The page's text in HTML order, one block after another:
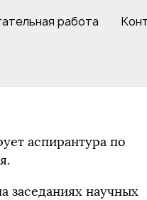
работа
аспирантура по
заседаниях научных